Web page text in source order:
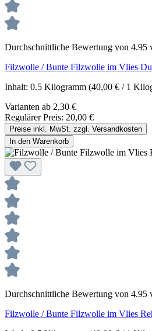
Durchschnittliche Bewertung von 4.95
Filzwolle / Bunte Filzwolle im Vlies
Inhalt: 0.5 Kilogramm (40,00 € / 1
Varianten ab 2,30 €
Regulärer Preis: 20,00 €
Preise inkl. MwSt. zzgl. Versandkosten
In den Warenkorb
Durchschnittliche Bewertung von 4.95
Filzwolle / Bunte Filzwolle im Vlies